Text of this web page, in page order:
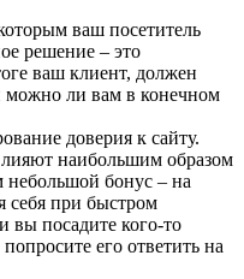
ваш посетитель
решение – это
ваш клиент, должен
можно ли вам в конечном
доверия к сайту.
наибольшим образом
небольшой бонус – на
себя при быстром
вы посадите кого-то
его ответить на